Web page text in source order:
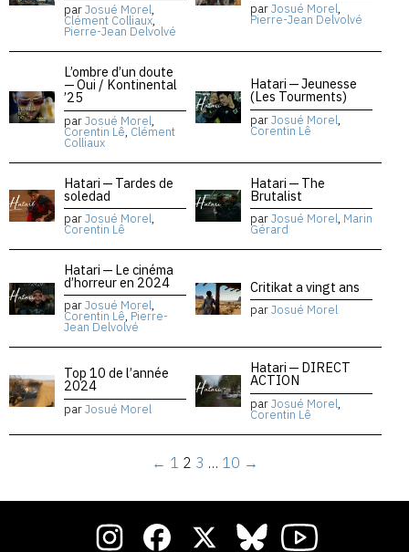
parJosué Morel,
Clément Colliaux,
Pierre-Jean Delvolvé
parJosué Morel,
Pierre-Jean Delvolvé
L’ombre d’un doute
— Oui / Kontinental
’25
parJosué Morel,
Corentin Lê, Clément
Colliaux
Hatari — Jeunesse
(Les Tourments)
parJosué Morel,
Corentin Lê
Hatari — Tardes de
soledad
parJosué Morel,
Corentin Lê
Hatari — The
Brutalist
parJosué Morel, Marin
Gérard
Hatari — Le cinéma
d’horreur en 2024
parJosué Morel,
Corentin Lê, Pierre-
Jean Delvolvé
Critikat a vingt ans
parJosué Morel
Top 10 de l’année
2024
parJosué Morel
Hatari — DIRECT
ACTION
parJosué Morel,
Corentin Lê
← 1 2 3 … 10 →